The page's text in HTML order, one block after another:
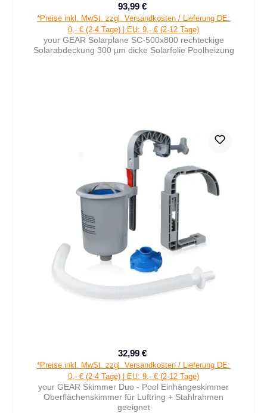
Verkaufspreis:
93,99 €
*Preise inkl. MwSt. zzgl. Versandkosten / Lieferung DE:
0,- € (2-4 Tage) | EU: 9,- € (2-12 Tage)
your GEAR Solarplane SC-500x800 rechteckige
Solarabdeckung 300 µm dicke Solarfolie Poolheizung
Verkaufspreis:
32,99 €
*Preise inkl. MwSt. zzgl. Versandkosten / Lieferung DE:
0,- € (2-4 Tage) | EU: 9,- € (2-12 Tage)
your GEAR Skimmer Duo - Pool Einhängeskimmer
Oberflächenskimmer für Luftring + Stahlrahmen
geeignet